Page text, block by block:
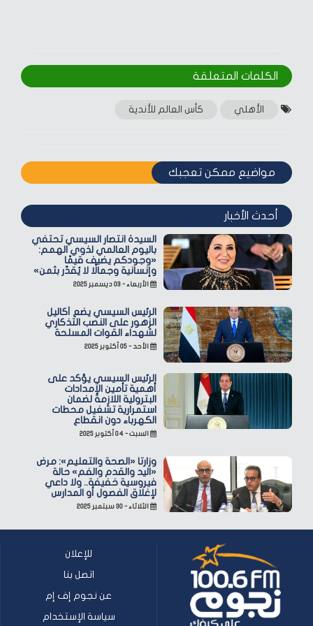
الكلمات المتعلقة‎
الأهلي كأس العالم للأندية
مواضيع ممكن تعجبك
أحدث الأخبار
السيدة انتصار السيسي تحتفي
باليوم العالمي لذوي الهمم:
«وجودكم يضيف قيمًا
وإنسانية وجمالًا لا يُقدّر بثمن»
الأربعاء - ٠٣ ديسمبر ٢٠٢٥
الرئيس السيسي يضع أكاليل
الزهور على النصب التذكاري
لشهداء القوات المسلحة
الأحد - ٠٥ أكتوبر ٢٠٢٥
الرئيس السيسي يؤكد على
أهمية تأمين الإمدادات
البترولية اللازمة لضمان
استمرارية تشغيل محطات
الكهرباء دون انقطاع
السبت - ٠٤ أكتوبر ٢٠٢٥
وزارتا «الصحة والتعليم»: مرض
«اليد والقدم والفم» حالة
فيروسية خفيفة.. ولا داعي
لإغلاق الفصول أو المدارس
الثلاثاء - ٣٠ سبتمبر ٢٠٢٥
للإعلان
اتصل بنا
عن نجوم إف إم
سياسة الإستخدام